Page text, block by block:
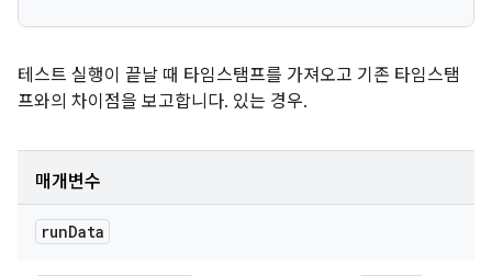
테스트 실행이 끝날 때 타임스탬프를 가져오고 기존 타임스탬
프와의 차이점을 보고합니다. 있는 경우.
매개변수
runData